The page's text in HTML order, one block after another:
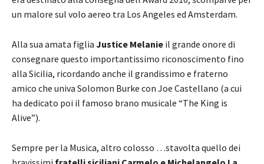
un malore sul volo aereo tra Los Angeles ed Amsterdam.
Alla sua amata figlia Justice Melanie il grande onore di
consegnare questo importantissimo riconoscimento fino
alla Sicilia, ricordando anche il grandissimo e fraterno
amico che univa Solomon Burke con Joe Castellano (a cui
ha dedicato poi il famoso brano musicale “The King is
Alive”).
Sempre per la Musica, altro colosso …stavolta quello dei